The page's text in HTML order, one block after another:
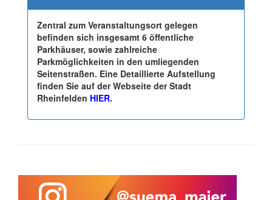
Zentral zum Veranstaltungsort gelegen
befinden sich insgesamt 6 öffentliche
Parkhäuser, sowie zahlreiche
Parkmöglichkeiten in den umliegenden
Seitenstraßen. Eine Detaillierte Aufstellung
finden Sie auf der Webseite der Stadt
Rheinfelden HIER.